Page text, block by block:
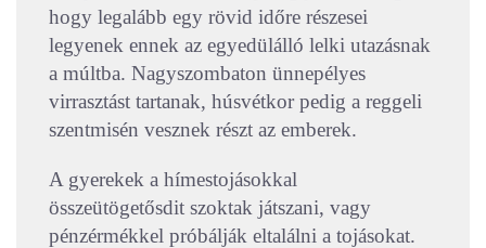
hogy legalább egy rövid időre részesei
legyenek ennek az egyedülálló lelki utazásnak
a múltba. Nagyszombaton ünnepélyes
virrasztást tartanak, húsvétkor pedig a reggeli
szentmisén vesznek részt az emberek.
A gyerekek a hímestojásokkal
összeütögetősdit szoktak játszani, vagy
pénzérmékkel próbálják eltalálni a tojásokat.